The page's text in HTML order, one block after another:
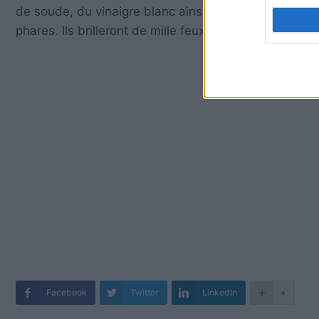
de soude, du vinaigre blanc ainsi qu’un peu de
phares. Ils brilleront de mille feux !
Facebook Twitter LinkedIn +